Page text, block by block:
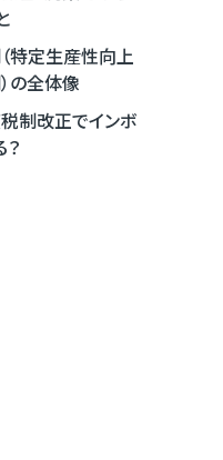
特定生産性向上
の全体像
制改正でインボ